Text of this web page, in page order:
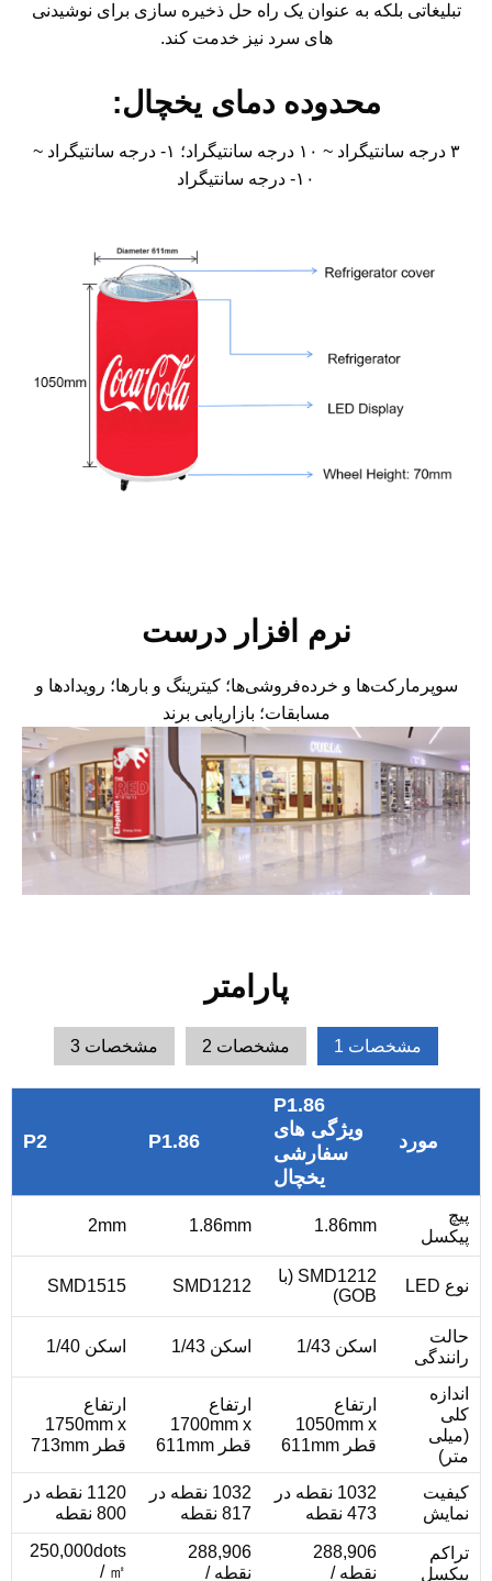
تبلیغاتی بلکه به عنوان یک راه حل ذخیره سازی برای نوشیدنی
های سرد نیز خدمت کند.
محدوده دمای یخچال:
۳ درجه سانتیگراد ~ ۱۰ درجه سانتیگراد؛ ۱- درجه سانتیگراد ~
۱۰- درجه سانتیگراد
نرم افزار درست
سوپرمارکت‌ها و خرده‌فروشی‌ها؛ کیترینگ و بارها؛ رویدادها و
مسابقات؛ بازاریابی برند
پارامتر
مشخصات 1 مشخصات 2 مشخصات 3
مورد
P1.86
ویژگی های
سفارشی
یخچال
P1.86
P2
پیچ
پیکسل
1.86mm
1.86mm
2mm
نوع LED
SMD1212 (با
GOB)
SMD1212
SMD1515
حالت
رانندگی
اسکن 1/43 اسکن 1/43 اسکن 1/40
اندازه
کلی
(میلی
متر)
ارتفاع
1050mm x
قطر 611mm
ارتفاع
1700mm x
قطر 611mm
ارتفاع
1750mm x
قطر 713mm
کیفیت
نمایش
1032 نقطه در
473 نقطه
1032 نقطه در
817 نقطه
1120 نقطه در
800 نقطه
تراکم
پیکسل
288,906
نقطه /
288,906
نقطه /
250,000dots
/ ㎡